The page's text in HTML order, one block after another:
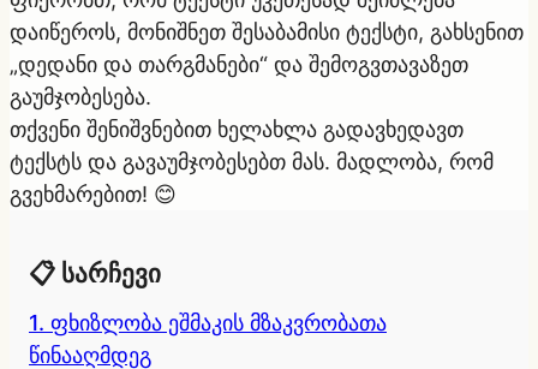
დაიწეროს, მონიშნეთ შესაბამისი ტექსტი, გახსენით
„დედანი და თარგმანები“ და შემოგვთავაზეთ
გაუმჯობესება.
თქვენი შენიშვნებით ხელახლა გადავხედავთ
ტექსტს და გავაუმჯობესებთ მას. მადლობა, რომ
გვეხმარებით! 😊
📋 სარჩევი
1. ფხიზლობა ეშმაკის მზაკვრობათა
წინააღმდეგ